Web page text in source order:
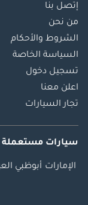
إتصل بنا
من نحن
الشروط والأحكام
السياسة الخاصة
تسجيل دخول
اعلن معنا
تجار السيارات
سيارات مستعملة
الإمارات أبوظبي